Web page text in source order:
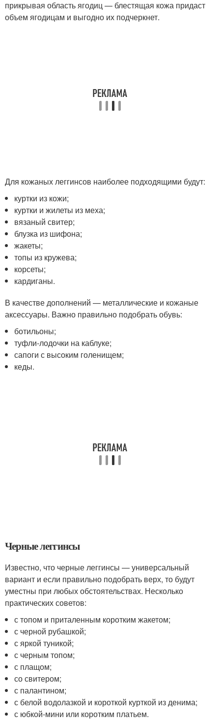
прикрывая область ягодиц — блестящая кожа придаст
объем ягодицам и выгодно их подчеркнет.
Для кожаных леггинсов наиболее подходящими будут:
куртки из кожи;
куртки и жилеты из меха;
вязаный свитер;
блузка из шифона;
жакеты;
топы из кружева;
корсеты;
кардиганы.
В качестве дополнений — металлические и кожаные
аксессуары. Важно правильно подобрать обувь:
ботильоны;
туфли-лодочки на каблуке;
сапоги с высоким голенищем;
кеды.
Черные леггинсы
Известно, что черные леггинсы — универсальный
вариант и если правильно подобрать верх, то будут
уместны при любых обстоятельствах. Несколько
практических советов:
с топом и приталенным коротким жакетом;
с черной рубашкой;
с яркой туникой;
с черным топом;
с плащом;
со свитером;
с палантином;
с белой водолазкой и короткой курткой из денима;
с юбкой-мини или коротким платьем.